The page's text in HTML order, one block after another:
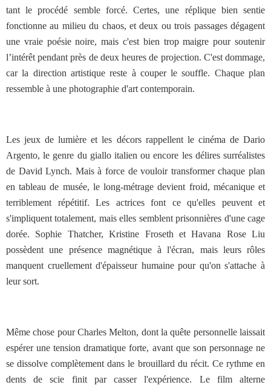
tant le procédé semble forcé. Certes, une réplique bien sentie
fonctionne au milieu du chaos, et deux ou trois passages dégagent
une vraie poésie noire, mais c'est bien trop maigre pour soutenir
l’intérêt pendant près de deux heures de projection. C'est dommage,
car la direction artistique reste à couper le souffle. Chaque plan
ressemble à une photographie d'art contemporain.
Les jeux de lumière et les décors rappellent le cinéma de Dario
Argento, le genre du giallo italien ou encore les délires surréalistes
de David Lynch. Mais à force de vouloir transformer chaque plan
en tableau de musée, le long-métrage devient froid, mécanique et
terriblement répétitif. Les actrices font ce qu'elles peuvent et
s'impliquent totalement, mais elles semblent prisonnières d'une cage
dorée. Sophie Thatcher, Kristine Froseth et Havana Rose Liu
possèdent une présence magnétique à l'écran, mais leurs rôles
manquent cruellement d'épaisseur humaine pour qu'on s'attache à
leur sort.
Même chose pour Charles Melton, dont la quête personnelle laissait
espérer une tension dramatique forte, avant que son personnage ne
se dissolve complètement dans le brouillard du récit. Ce rythme en
dents de scie finit par casser l'expérience. Le film alterne